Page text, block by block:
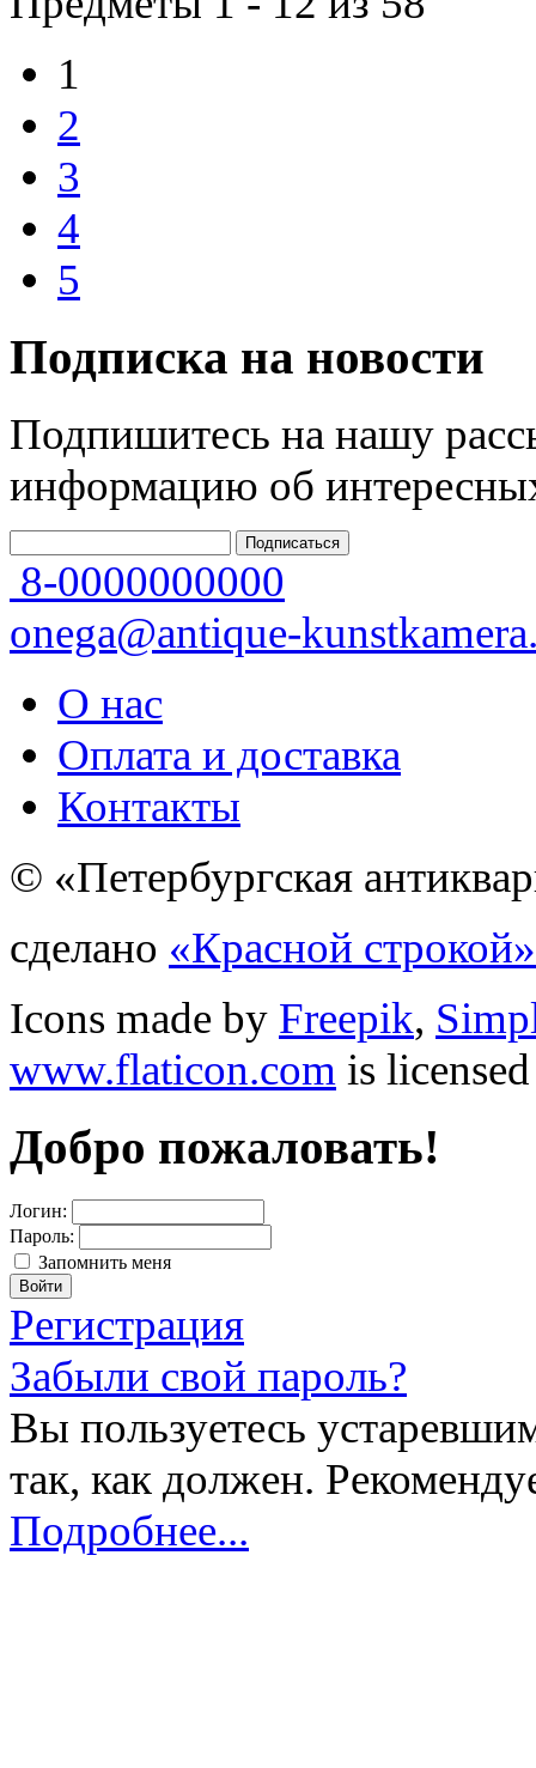
1
2
3
4
5
Подписка на новости
Подпишитесь на нашу
информацию об
8-0000000000
onega@antique-
О нас
Оплата и доставка
Контакты
© «Петербургская
сделано «Красной строкой»
Icons made by Freepik,
www.flaticon.com is
Добро пожаловать!
Логин:
Пароль:
Запомнить меня
Регистрация
Забыли свой пароль?
Вы пользуетесь
так, как должен.
Подробнее...